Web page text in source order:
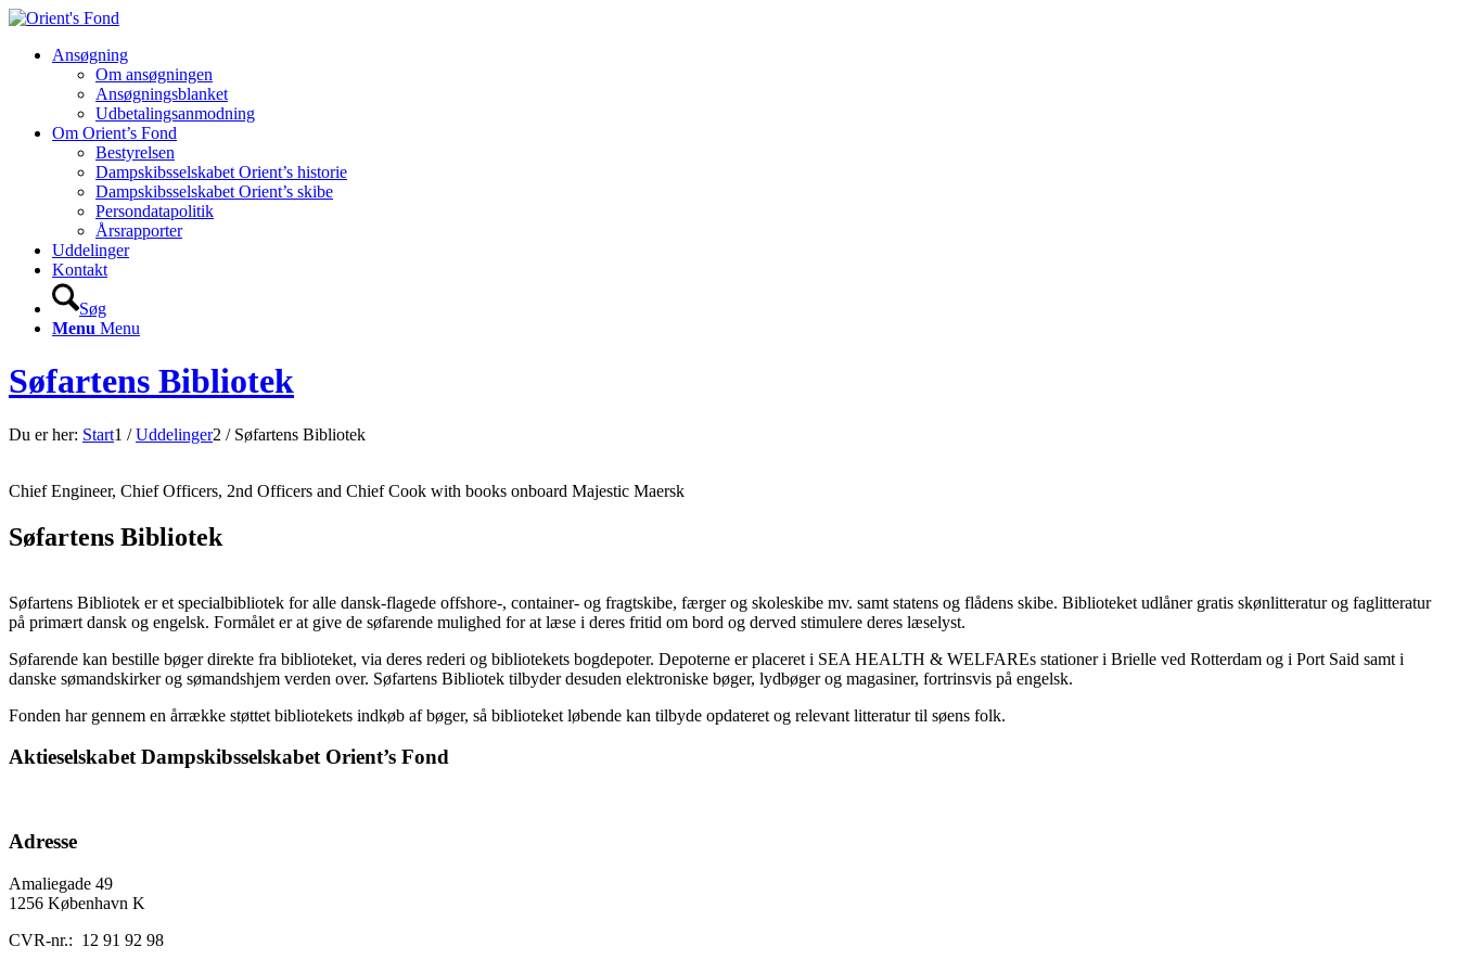
Ansøgning
Om ansøgningen
Ansøgningsblanket
Udbetalingsanmodning
Om Orient’s Fond
Bestyrelsen
Dampskibsselskabet Orient’s historie
Dampskibsselskabet Orient’s skibe
Persondatapolitik
Årsrapporter
Uddelinger
Kontakt
Søg
Menu Menu
Søfartens Bibliotek
Du er her: Start1 / Uddelinger2 / Søfartens Bibliotek
Chief Engineer, Chief Officers, 2nd Officers and Chief Cook with books onboard Majestic Maersk
Søfartens Bibliotek
Søfartens Bibliotek er et specialbibliotek for alle dansk-flagede offshore-, container- og fragtskibe, færger og skoleskibe mv. samt statens og flådens skibe. Biblioteket udlåner gratis skønlitteratur og faglitteratur
på primært dansk og engelsk. Formålet er at give de søfarende mulighed for at læse i deres fritid om bord og derved stimulere deres læselyst.
Søfarende kan bestille bøger direkte fra biblioteket, via deres rederi og bibliotekets bogdepoter. Depoterne er placeret i SEA HEALTH & WELFAREs stationer i Brielle ved Rotterdam og i Port Said samt i
danske sømandskirker og sømandshjem verden over. Søfartens Bibliotek tilbyder desuden elektroniske bøger, lydbøger og magasiner, fortrinsvis på engelsk.
Fonden har gennem en årrække støttet bibliotekets indkøb af bøger, så biblioteket løbende kan tilbyde opdateret og relevant litteratur til søens folk.
Aktieselskabet Dampskibsselskabet Orient’s Fond
Adresse
Amaliegade 49
1256 København K
CVR-nr.: 12 91 92 98